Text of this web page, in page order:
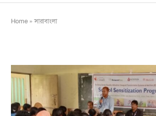
Home »সারাবাংলা